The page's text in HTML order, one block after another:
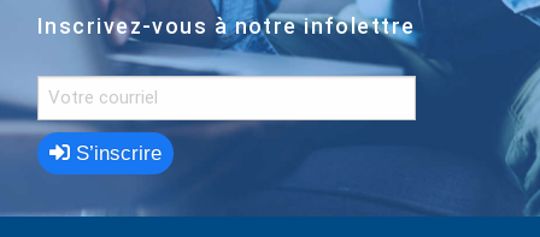
Inscrivez-vous à notre infolettre
S’inscrire